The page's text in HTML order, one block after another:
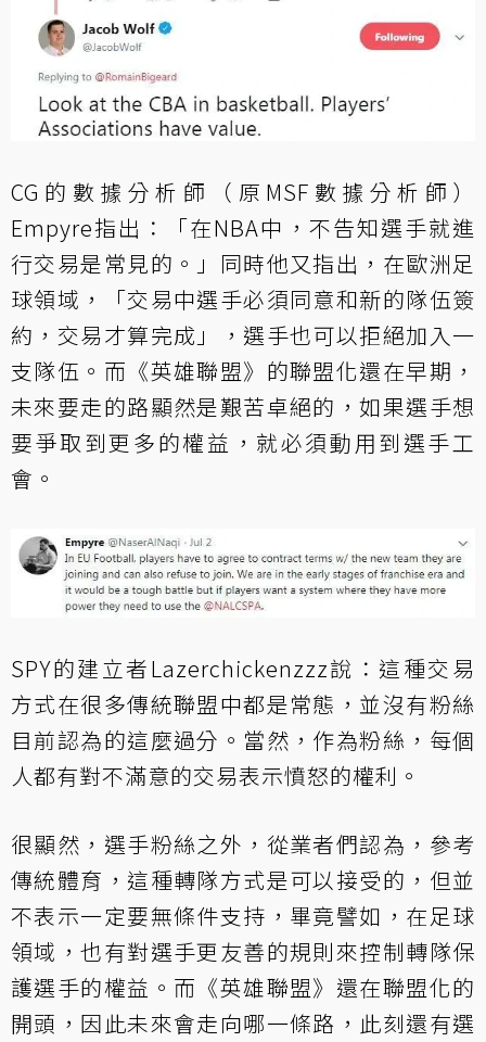
CG的數據分析師（原MSF數據分析師）
Empyre指出：「在NBA中，不告知選手就進
行交易是常見的。」同時他又指出，在歐洲足
球領域，「交易中選手必須同意和新的隊伍簽
約，交易才算完成」，選手也可以拒絕加入一
支隊伍。而《英雄聯盟》的聯盟化還在早期，
未來要走的路顯然是艱苦卓絕的，如果選手想
要爭取到更多的權益，就必須動用到選手工
會。
SPY的建立者Lazerchickenzzz說：這種交易
方式在很多傳統聯盟中都是常態，並沒有粉絲
目前認為的這麼過分。當然，作為粉絲，每個
人都有對不滿意的交易表示憤怒的權利。
很顯然，選手粉絲之外，從業者們認為，參考
傳統體育，這種轉隊方式是可以接受的，但並
不表示一定要無條件支持，畢竟譬如，在足球
領域，也有對選手更友善的規則來控制轉隊保
護選手的權益。而《英雄聯盟》還在聯盟化的
開頭，因此未來會走向哪一條路，此刻還有選